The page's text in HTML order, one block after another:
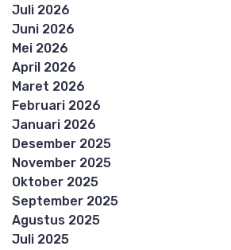
Juli 2026
Juni 2026
Mei 2026
April 2026
Maret 2026
Februari 2026
Januari 2026
Desember 2025
November 2025
Oktober 2025
September 2025
Agustus 2025
Juli 2025